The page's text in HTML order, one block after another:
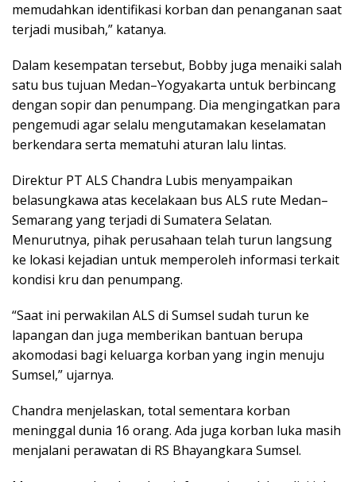
memudahkan identifikasi korban dan penanganan saat
terjadi musibah,” katanya.
Dalam kesempatan tersebut, Bobby juga menaiki salah
satu bus tujuan Medan–Yogyakarta untuk berbincang
dengan sopir dan penumpang. Dia mengingatkan para
pengemudi agar selalu mengutamakan keselamatan
berkendara serta mematuhi aturan lalu lintas.
Direktur PT ALS Chandra Lubis menyampaikan
belasungkawa atas kecelakaan bus ALS rute Medan–
Semarang yang terjadi di Sumatera Selatan.
Menurutnya, pihak perusahaan telah turun langsung
ke lokasi kejadian untuk memperoleh informasi terkait
kondisi kru dan penumpang.
“Saat ini perwakilan ALS di Sumsel sudah turun ke
lapangan dan juga memberikan bantuan berupa
akomodasi bagi keluarga korban yang ingin menuju
Sumsel,” ujarnya.
Chandra menjelaskan, total sementara korban
meninggal dunia 16 orang. Ada juga korban luka masih
menjalani perawatan di RS Bhayangkara Sumsel.